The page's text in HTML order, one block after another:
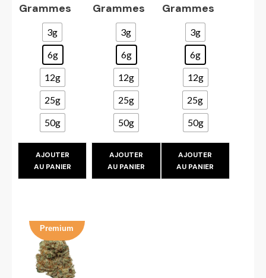
Grammes
3g
6g
12g
25g
50g
AJOUTER
AU PANIER
Grammes
3g
6g
12g
25g
50g
AJOUTER
AU PANIER
Grammes
3g
6g
12g
25g
50g
AJOUTER
AU PANIER
Premium